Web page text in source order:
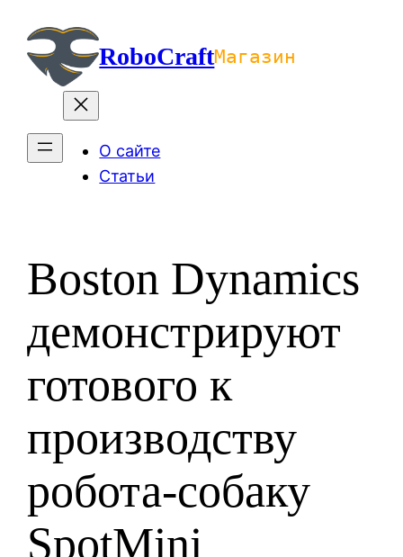
содержимомуRoboCraftМагазин
О сайте
Статьи
Boston Dynamics
демонстрируют
готового к
производству
робота-собаку
SpotMini